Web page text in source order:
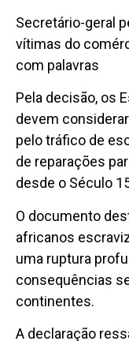
Secretário-geral
vítimas do
com palavras
Pela decisão, os
devem
pelo tráfico de
de reparações
desde o Século
O documento
africanos
uma ruptura
consequências
continentes.
A declaração